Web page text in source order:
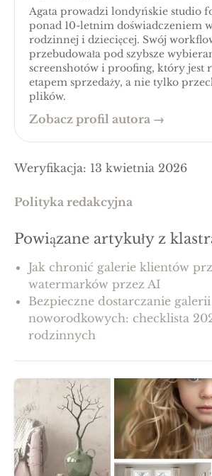
Agata prowadzi londyńskie studio
ponad 10-letnim doświadczeniem
rodzinnej i dziecięcej. Swój
przebudowała pod szybsze
screenshotów i proofing, który jest
etapem sprzedaży, a nie tylko
plików.
Zobacz profil autora →
Weryfikacja: 13 kwietnia 2026
Polityka redakcyjna
Powiązane artykuły z
Jak chronić galerie klientów
watermarków przez AI
Bezpieczne dostarczanie galerii
noworodkowych: checklista
rodzinnych